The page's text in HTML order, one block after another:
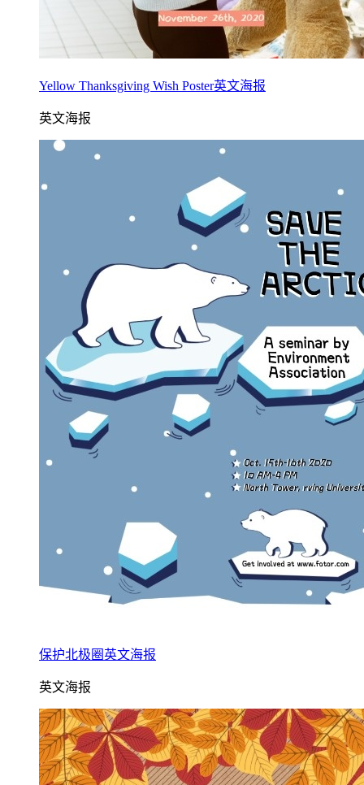
Yellow Thanksgiving Wish Poster英文海报
英文海报
保护北极圈英文海报
英文海报